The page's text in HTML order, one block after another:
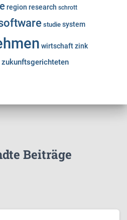
region research schrott
studie system
wirtschaftzink
zukunftsgerichteten
Beiträge